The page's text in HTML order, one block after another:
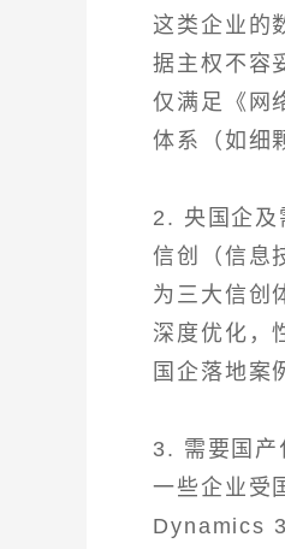
这类企业的
据主权不容
仅满足《网
体系（如细
2. 央国企及
信创（信息
为三大信创
深度优化，
国企落地案
3. 需要国产
一些企业受
Dynamics